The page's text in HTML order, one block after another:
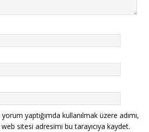
yaptığımda kullanılmak üzere adımı,
sitesi adresimi bu tarayıcıya kaydet.